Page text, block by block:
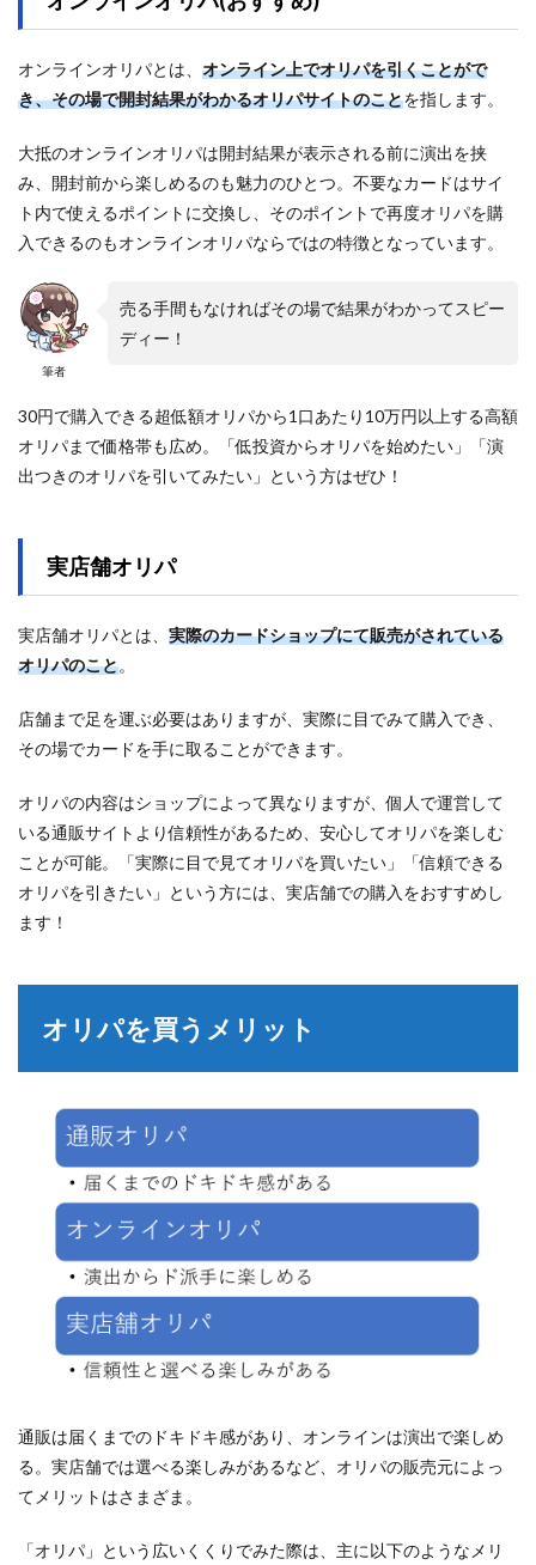
オンラインオリパとは、 オンライン上でオリパを引くことがで
き、その場で開封結果がわかるオリパサイトのことを指します。
大抵のオンラインオリパは開封結果が表示される前に演出を挟
み、開封前から楽しめるのも魅力のひとつ。不要なカードはサイ
ト内で使えるポイントに交換し、そのポイントで再度オリパを購
入できるのもオンラインオリパならではの特徴となっています。
筆者
売る手間もなければその場で結果がわかってスピー
ディー！
30円で購入できる超低額オリパから1口あたり10万円以上する高額
オリパまで価格帯も広め。「低投資からオリパを始めたい」「演
出つきのオリパを引いてみたい」という方はぜひ！
実店舗オリパ
実店舗オリパとは、 実際のカードショップにて販売がされている
オリパのこと。
店舗まで足を運ぶ必要はありますが、実際に目でみて購入でき、
その場でカードを手に取ることができます。
オリパの内容はショップによって異なりますが、個人で運営して
いる通販サイトより信頼性があるため、安心してオリパを楽しむ
ことが可能。「実際に目で見てオリパを買いたい」「信頼できる
オリパを引きたい」という方には、実店舗での購入をおすすめし
ます！
オリパを買うメリット
通販は届くまでのドキドキ感があり、オンラインは演出で楽しめ
る。実店舗では選べる楽しみがあるなど、オリパの販売元によっ
てメリットはさまざま。
「オリパ」という広いくくりでみた際は、主に以下のようなメリ